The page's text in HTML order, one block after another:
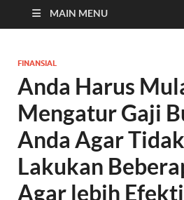
MAIN MENU
FINANSIAL
Anda Harus
Mengatur Gaji
Anda Agar
Lakukan
Agar lebih